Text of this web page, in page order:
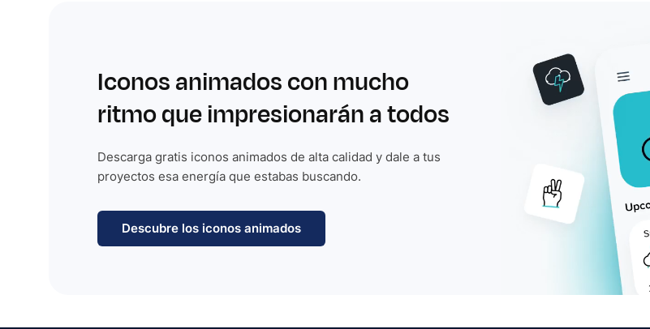
Iconos animados con mucho
ritmo que impresionarán a todos
Descarga gratis iconos animados de alta calidad y dale a tus
proyectos esa energía que estabas buscando.
Descubre los iconos animados